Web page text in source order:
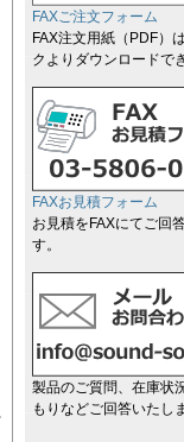
FAXご注文フォーム
FAX注文用紙（PDF）
クよりダウンロードで
FAXお見積フォーム
お見積をFAXにてご回
す。
製品のご質問、在庫状
もりなどご回答いたし